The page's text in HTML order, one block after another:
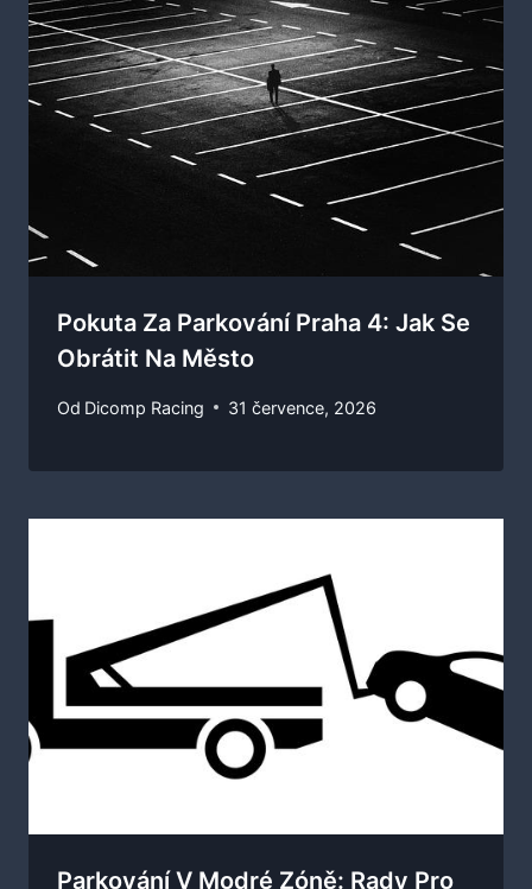
Pokuta Za Parkování Praha 4: Jak Se
Obrátit Na Město
Od Dicomp Racing 31 července, 2026
Parkování V Modré Zóně: Rady Pro